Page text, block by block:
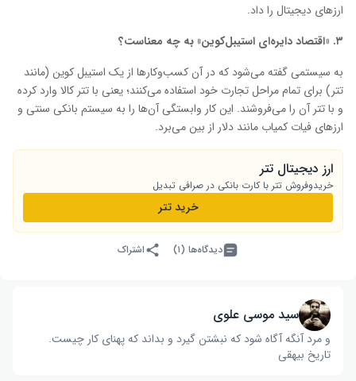
ارزهای دیجیتال را داد.
۳. «اقتصاد دایره‌ای استیبل‌کوین» به چه معناست؟
به سیستمی گفته می‌شود که در آن کسب‌وکارها از یک استیبل ‌کوین (مانند
تتر) برای تمام مراحل تجارت خود استفاده می‌کنند؛ یعنی با تتر کالا وارد کرده
و با تتر آن را می‌فروشند. این کار وابستگی آن‌ها را به سیستم بانکی سنتی و
ارزهای فیات کمیاب مانند دلار از بین می‌برد.
ارز دیجیتال تتر
خریدوفروش تتر با کارت بانکی در صرافی تبدیل
خرید تتر
دیدگاه‌ها (۱) اشتراک
سید موسی علوی
و مرد آنگه آگاه شود که نبشتن گیرد و بداند که پهنای کار چیست‌.
تاریخ بیهقی